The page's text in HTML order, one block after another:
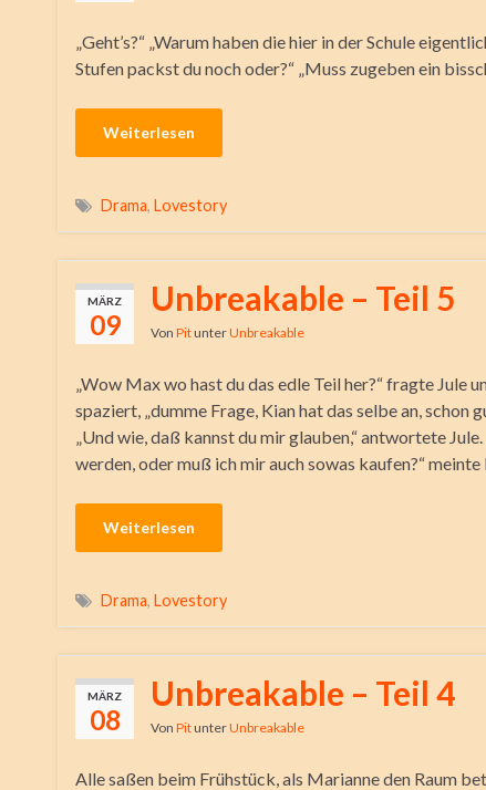
„Geht’s?“ „Warum haben die hier in der Schule
Stufen packst du noch oder?“ „Muss zugeben ein
Weiterlesen
Drama, Lovestory
MÄRZ
09
Unbreakable – Teil 5
Von PitunterUnbreakable
„Wow Max wo hast du das edle Teil her?“ fragte Jule
spaziert, „dumme Frage, Kian hat das selbe an, schon
„Und wie, daß kannst du mir glauben,“ antwortete
werden, oder muß ich mir auch sowas kaufen?“
Weiterlesen
Drama, Lovestory
MÄRZ
08
Unbreakable – Teil 4
Von PitunterUnbreakable
Alle saßen beim Frühstück, als Marianne den Raum